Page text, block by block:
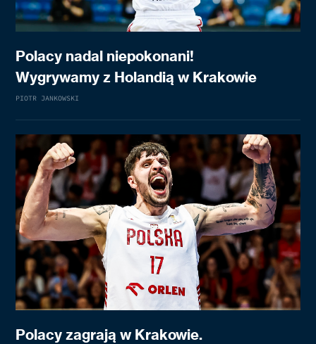
Polacy nadal niepokonani!
Wygrywamy z Holandią w Krakowie
PIOTR JANKOWSKI
Polacy zagrają w Krakowie.